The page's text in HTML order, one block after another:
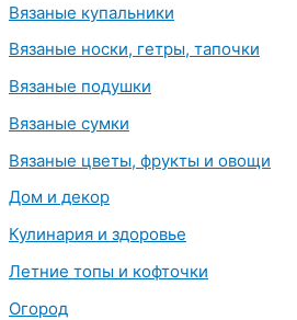
Вязаные купальники
Вязаные носки, гетры, тапочки
Вязаные подушки
Вязаные сумки
Вязаные цветы, фрукты и овощи
Дом и декор
Кулинария и здоровье
Летние топы и кофточки
Огород